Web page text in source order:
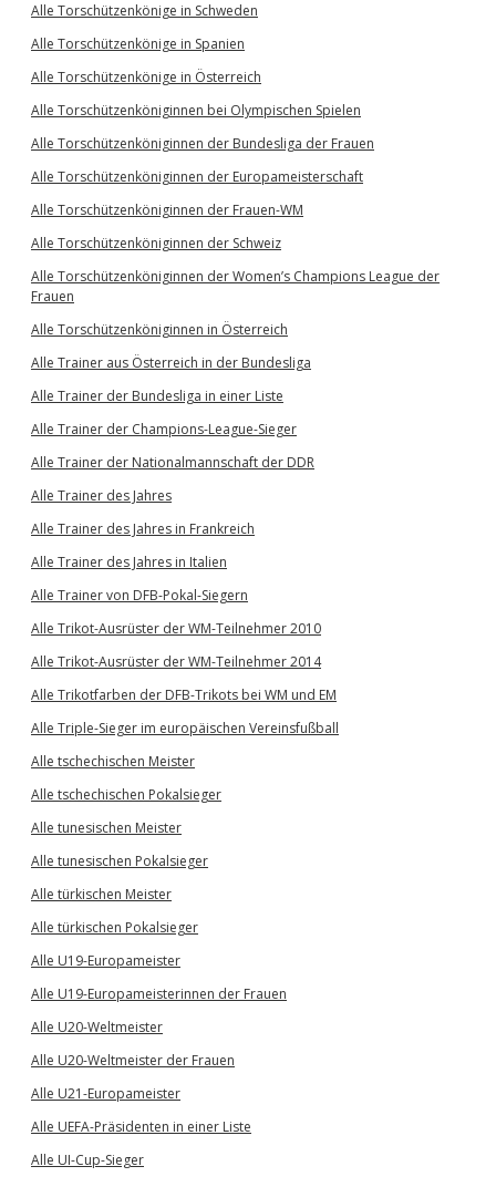
Alle Torschützenkönige in Schweden
Alle Torschützenkönige in Spanien
Alle Torschützenkönige in Österreich
Alle Torschützenköniginnen bei Olympischen Spielen
Alle Torschützenköniginnen der Bundesliga der Frauen
Alle Torschützenköniginnen der Europameisterschaft
Alle Torschützenköniginnen der Frauen-WM
Alle Torschützenköniginnen der Schweiz
Alle Torschützenköniginnen der Women’s Champions League der
Frauen
Alle Torschützenköniginnen in Österreich
Alle Trainer aus Österreich in der Bundesliga
Alle Trainer der Bundesliga in einer Liste
Alle Trainer der Champions-League-Sieger
Alle Trainer der Nationalmannschaft der DDR
Alle Trainer des Jahres
Alle Trainer des Jahres in Frankreich
Alle Trainer des Jahres in Italien
Alle Trainer von DFB-Pokal-Siegern
Alle Trikot-Ausrüster der WM-Teilnehmer 2010
Alle Trikot-Ausrüster der WM-Teilnehmer 2014
Alle Trikotfarben der DFB-Trikots bei WM und EM
Alle Triple-Sieger im europäischen Vereinsfußball
Alle tschechischen Meister
Alle tschechischen Pokalsieger
Alle tunesischen Meister
Alle tunesischen Pokalsieger
Alle türkischen Meister
Alle türkischen Pokalsieger
Alle U19-Europameister
Alle U19-Europameisterinnen der Frauen
Alle U20-Weltmeister
Alle U20-Weltmeister der Frauen
Alle U21-Europameister
Alle UEFA-Präsidenten in einer Liste
Alle UI-Cup-Sieger